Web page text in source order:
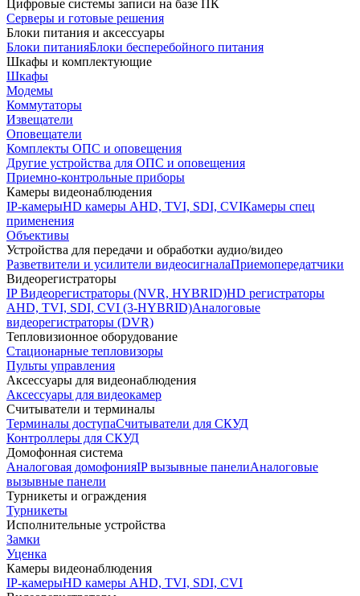
Цифровые системы записи на базе ПК
Серверы и готовые решения
Блоки питания и аксессуары
Блоки питанияБлоки бесперебойного питания
Шкафы и комплектующие
Шкафы
Модемы
Коммутаторы
Извещатели
Оповещатели
Комплекты ОПС и оповещения
Другие устройства для ОПС и оповещения
Приемно-контрольные приборы
Камеры видеонаблюдения
IP-камерыHD камеры AHD, TVI, SDI, CVIКамеры спец
применения
Объективы
Устройства для передачи и обработки аудио/видео
Разветвители и усилители видеосигналаПриемопередатчики
Видеорегистраторы
IP Видеорегистраторы (NVR, HYBRID)HD регистраторы
AHD, TVI, SDI, CVI (3-HYBRID)Аналоговые
видеорегистраторы (DVR)
Тепловизионное оборудование
Стационарные тепловизоры
Пульты управления
Аксессуары для видеонаблюдения
Аксессуары для видеокамер
Считыватели и терминалы
Терминалы доступаСчитыватели для СКУД
Контроллеры для СКУД
Домофонная система
Аналоговая домофонияIP вызывные панелиАналоговые
вызывные панели
Турникеты и ограждения
Турникеты
Исполнительные устройства
Замки
Уценка
Камеры видеонаблюдения
IP-камерыHD камеры AHD, TVI, SDI, CVI